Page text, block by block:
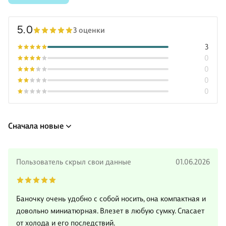
5.0 3 оценки
0
0
0
0
3
Сначала новые
Пользователь скрыл свои данные 01.06.2026
Баночку очень удобно с собой носить, она компактная и
довольно миниатюрная. Влезет в любую сумку. Спасает
от холода и его последствий.